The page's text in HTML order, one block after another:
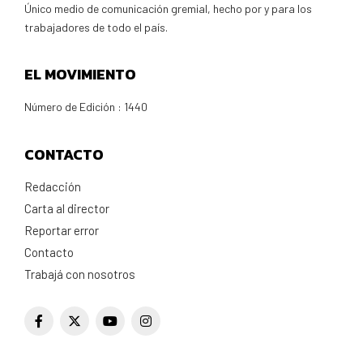
Único medio de comunicación gremial, hecho por y para los
trabajadores de todo el país.
EL MOVIMIENTO
Número de Edición : 1440
CONTACTO
Redacción
Carta al director
Reportar error
Contacto
Trabajá con nosotros